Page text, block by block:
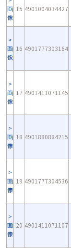
画
像
15 4901004034427
画
像
16 4901777303164
画
像
17 4901411071145
画
像
18 4901880884215
画
像
19 4901777304536
画
像
20 4901411071107